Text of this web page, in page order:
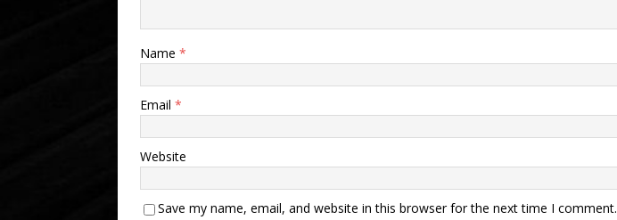
Name *
Email *
Website
Save my name, email, and website in this browser for the next time I comment.